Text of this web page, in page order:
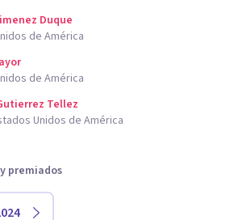
Duque
de América
de América
Tellez
Unidos de América
premiados